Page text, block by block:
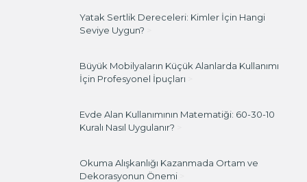
Yatak Sertlik Dereceleri: Kimler İçin Hangi
Seviye Uygun?
Büyük Mobilyaların Küçük Alanlarda Kullanımı
İçin Profesyonel İpuçları
Evde Alan Kullanımının Matematiği: 60-30-10
Kuralı Nasıl Uygulanır?
Okuma Alışkanlığı Kazanmada Ortam ve
Dekorasyonun Önemi